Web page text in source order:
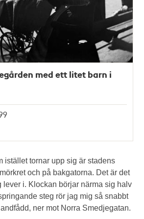
med ett litet barn i
istället tornar upp sig är stadens
och på bakgatorna. Det är det
lever i. Klockan börjar närma sig halv
steg rör jag mig så snabbt
ner mot Norra Smedjegatan.